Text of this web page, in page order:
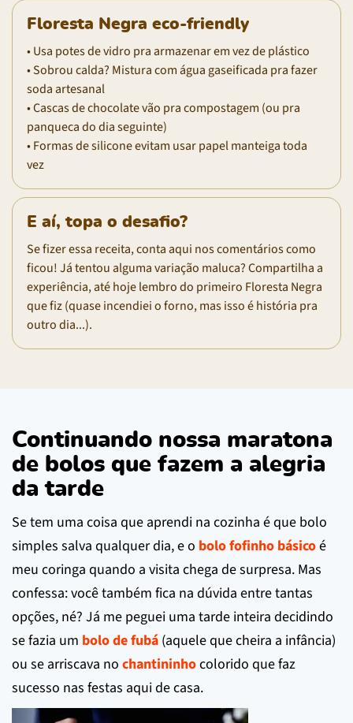
Floresta Negra eco-friendly
• Usa potes de vidro pra armazenar em vez de plástico
• Sobrou calda? Mistura com água gaseificada pra fazer
soda artesanal
• Cascas de chocolate vão pra compostagem (ou pra
panqueca do dia seguinte)
• Formas de silicone evitam usar papel manteiga toda
vez
E aí, topa o desafio?
Se fizer essa receita, conta aqui nos comentários como
ficou! Já tentou alguma variação maluca? Compartilha a
experiência, até hoje lembro do primeiro Floresta Negra
que fiz (quase incendiei o forno, mas isso é história pra
outro dia...).
Continuando nossa maratona
de bolos que fazem a alegria
da tarde
Se tem uma coisa que aprendi na cozinha é que bolo
simples salva qualquer dia, e o bolo fofinho básicoé
meu coringa quando a visita chega de surpresa. Mas
confessa: você também fica na dúvida entre tantas
opções, né? Já me peguei uma tarde inteira decidindo
se fazia um bolo de fubá (aquele que cheira a infância)
ou se arriscava no chantininhocolorido que faz
sucesso nas festas aqui de casa.